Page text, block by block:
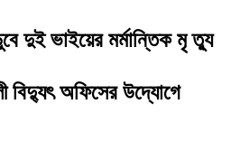
দুই ভাইয়ের মর্মান্তিক মৃ ত্যু
বিদ্যুৎ অফিসের উদ্যোগে